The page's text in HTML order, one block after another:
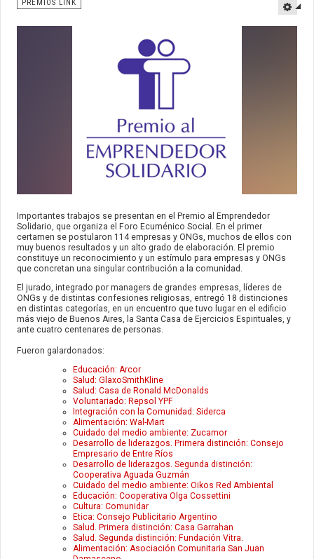
PREMIOS LINK
Importantes trabajos se presentan en el Premio al Emprendedor
Solidario, que organiza el Foro Ecuménico Social. En el primer
certamen se postularon 114 empresas y ONGs, muchos de ellos con
muy buenos resultados y un alto grado de elaboración. El premio
constituye un reconocimiento y un estímulo para empresas y ONGs
que concretan una singular contribución a la comunidad.
El jurado, integrado por managers de grandes empresas, líderes de
ONGs y de distintas confesiones religiosas, entregó 18 distinciones
en distintas categorías, en un encuentro que tuvo lugar en el edificio
más viejo de Buenos Aires, la Santa Casa de Ejercicios Espirituales, y
ante cuatro centenares de personas.
Fueron galardonados:
Educación: Arcor
Salud: GlaxoSmithKline
Salud: Casa de Ronald McDonalds
Voluntariado: Repsol YPF
Integración con la Comunidad: Siderca
Alimentación: Wal-Mart
Cuidado del medio ambiente: Zucamor
Desarrollo de liderazgos. Primera distinción: Consejo
Empresario de Entre Ríos
Desarrollo de liderazgos. Segunda distinción:
Cooperativa Aguada Guzmán
Cuidado del medio ambiente: Oikos Red Ambiental
Educación: Cooperativa Olga Cossettini
Cultura: Comunidar
Etica: Consejo Publicitario Argentino
Salud. Primera distinción: Casa Garrahan
Salud. Segunda distinción: Fundación Vitra.
Alimentación: Asociación Comunitaria San Juan